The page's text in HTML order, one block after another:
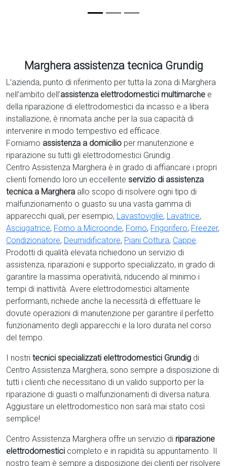
Marghera assistenza tecnica Grundig
L’azienda, punto di riferimento per tutta la zona di Marghera
nell’ambito dell’assistenza elettrodomestici multimarche e
della riparazione di elettrodomestici da incasso e a libera
installazione, è rinomata anche per la sua capacità di
intervenire in modo tempestivo ed efficace.
Forniamo assistenza a domicilio per manutenzione e
riparazione su tutti gli elettrodomestici Grundig .
Centro Assistenza Marghera è in grado di affiancare i propri
clienti fornendo loro un eccellente servizio di assistenza
tecnica a Marghera allo scopo di risolvere ogni tipo di
malfunzionamento o guasto su una vasta gamma di
apparecchi quali, per esempio, Lavastoviglie, Lavatrice,
Asciugatrice, Forno a Microonde, Forno, Frigorifero, Freezer,
Condizionatore, Deumidificatore, Piani Cottura, Cappe.
Prodotti di qualità elevata richiedono un servizio di
assistenza, riparazioni e supporto specializzato, in grado di
garantire la massima operatività, riducendo al minimo i
tempi di inattività. Avere elettrodomestici altamente
performanti, richiede anche la necessità di effettuare le
dovute operazioni di manutenzione per garantire il perfetto
funzionamento degli apparecchi e la loro durata nel corso
del tempo.
I nostri tecnici specializzati elettrodomestici Grundig di
Centro Assistenza Marghera, sono sempre a disposizione di
tutti i clienti che necessitano di un valido supporto per la
riparazione di guasti o malfunzionamenti di diversa natura.
Aggiustare un elettrodomestico non sarà mai stato così
semplice!
Centro Assistenza Marghera offre un servizio di riparazione
elettrodomestici completo e in rapidità su appuntamento. Il
nostro team è sempre a disposizione dei clienti per risolvere